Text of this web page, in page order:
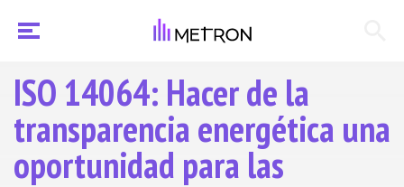
ISO 14064: Hacer de la
transparencia energética una
oportunidad para las